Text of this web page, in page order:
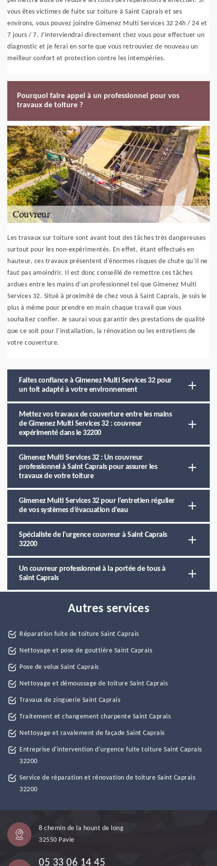
vous êtes victimes de fuite sur toiture à Saint Caprais et ses
environs, vous pouvez joindre Gimenez Multi Services 32 24h / 24 et
7 jours / 7. J’interviendrai directement chez vous pour effectuer un
diagnostic et je ferai en sorte que vous retrouviez de nouveau un
meilleur confort et protection contre les intempéries.
Pourquoi faire appel à un professionnel pour vos
travaux de toiture ?
Les travaux sur toiture sont avant tout des tâches très dangereuses
surtout pour les non-expérimentés. En effet, étant effectués en
hauteur, ces travaux présentent d’énormes risques de chute qu’il ne
faut pas amoindrir. Il est donc conseillé de remettre ces tâches
ardues entre les mains d’un professionnel tel que Gimenez Multi
Services 32. Situé à proximité de chez vous à Saint Caprais, je suis le
plus à même pour prendre en main chaque travail que vous
souhaitez confier. Je saurai vous garantir des prestations de qualité
que ce soit pour l’installation, la rénovation ou les entretiens de
votre couverture.
Faites confiance à Gimenez Multi Services 32 pour
un toit adapté à votre environnement
Mettez vos travaux de couverture entre les mains
de Gimenez Multi Services 32 : couvreur
expérimenté dans le 32200
Gimenez Multi Services 32 : Un couvreur
professionnel à Saint Caprais pour assurer les
travaux de votre toiture
Gimenez Multi Services 32 pour l’entretien régulier
de vos systèmes d’évacuation d’eau
Spécialiste de l’urgence couvreur à Saint Caprais
32200
Un couvreur professionnel à la portée de tous à
Saint Caprais
Autres services
Réparation fuite de toiture Saint Caprais
Nettoyage et pose de gouttière Saint Caprais
Pose de velux Saint Caprais
Nettoyage et démoussage de toiture Saint Caprais
Travaux de zinguerie Saint Caprais
Traitement et changement charpente Saint Caprais
Nettoyage et ravalement de façade Saint Caprais
Entreprise d'intervention d'urgence fuite toiture Saint Caprais
32200
Service de réparation et rénovation de toiture Saint Caprais
32200
8 chemin de la hount de long
32550 Pavie
05 33 06 14 45